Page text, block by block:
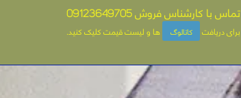
تماس با کارشناس فروش09123649705
برای دریافت کاتالوگ ها و لیست قیمت کلیک کنید.